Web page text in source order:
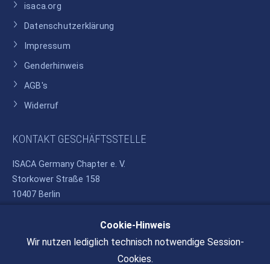
isaca.org
Datenschutzerklärung
Impressum
Genderhinweis
AGB's
Widerruf
KONTAKT GESCHÄFTSSTELLE
ISACA Germany Chapter e. V.
Storkower Straße 158
10407 Berlin
Telefon: +49 30 37580810
E-Mail: info@isaca.de
Cookie-Hinweis
Wir nutzen lediglich technisch notwendige Session-
Cookies.